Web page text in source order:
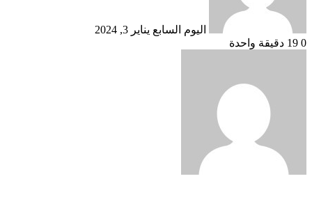
اليوم السابع يناير 3, 2024
0
دقيقة واحدة